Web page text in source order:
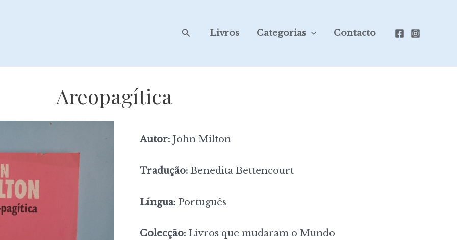
SearchLivros Categorias Contacto
Areopagítica
Autor: John Milton
Tradução: Benedita Bettencourt
Língua: Português
Colecção: Livros que mudaram o Mundo